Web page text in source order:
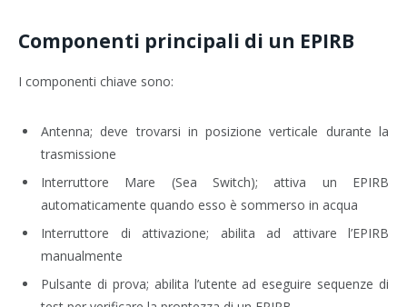
Componenti principali di un EPIRB
I componenti chiave sono:
Antenna; deve trovarsi in posizione verticale durante la
trasmissione
Interruttore Mare (Sea Switch); attiva un EPIRB
automaticamente quando esso è sommerso in acqua
Interruttore di attivazione; abilita ad attivare l’EPIRB
manualmente
Pulsante di prova; abilita l’utente ad eseguire sequenze di